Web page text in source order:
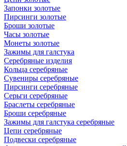
Запонки золотые
Пирсинги золотые
Броши золотые
Часы золотые
Монеты золотые
Зажимы для галстука
Серебряные изделия
Кольца серебряные
Сувениры серебряные
Пирсинги серебряные
Серьги серебряные
Браслеты серебряные
Броши серебряные
Зажимы для галстука серебряные
Цепи серебряные
Подвески серебряные